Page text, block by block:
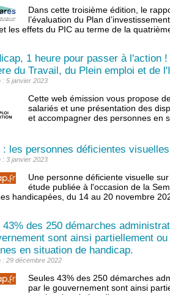
Dans cette troisième édition, le
l’évaluation du Plan
les effets du PIC au terme de la
1 heure pour passer à l'action
du Travail, du Plein emploi et de
: 5 janvier 2023
Cette web émission vous propose
salariés et une présentation des
et accompagner des personnes en
: les personnes déficientes
: 3 janvier 2023
Une personne déficiente visuelle
étude publiée à l'occasion de la
handicapées, du 14 au 20 novembre
43% des 250 démarches
sont ainsi partiellement
en situation de handicap.
: 29 décembre 2022
Seules 43% des 250 démarches
par le gouvernement sont ainsi